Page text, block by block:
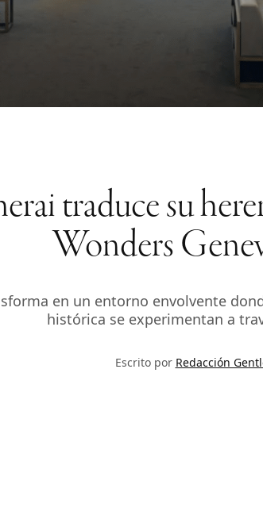
traduce su
Wonders
en un entorno envolvente
histórica se experimentan a
Escrito por Redacción